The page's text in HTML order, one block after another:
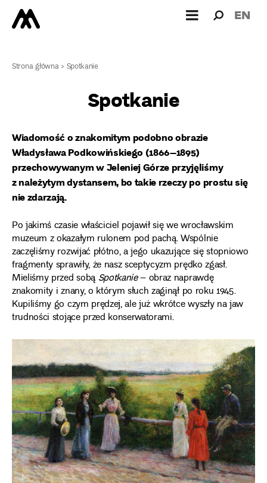
dla: EN
Strona główna>Spotkanie
Spotkanie
Wiadomość o znakomitym podobno obrazie
Władysława Podkowińskiego (1866–1895)
przechowywanym w Jeleniej Górze przyjęliśmy
z należytym dystansem, bo takie rzeczy po prostu się
nie zdarzają.
Po jakimś czasie właściciel pojawił się we wrocławskim
muzeum z okazałym rulonem pod pachą. Wspólnie
zaczęliśmy rozwijać płótno, a jego ukazujące się stopniowo
fragmenty sprawiły, że nasz sceptycyzm prędko zgasł.
Mieliśmy przed sobą Spotkanie– obraz naprawdę
znakomity i znany, o którym słuch zaginął po roku 1945.
Kupiliśmy go czym prędzej, ale już wkrótce wyszły na jaw
trudności stojące przed konserwatorami.